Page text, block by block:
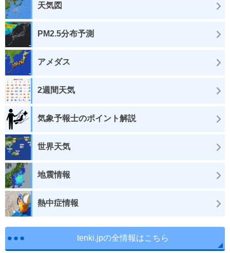
天気図
PM2.5分布予測
アメダス
2週間天気
気象予報士のポイント解説
世界天気
地震情報
熱中症情報
tenki.jpの全情報はこちら